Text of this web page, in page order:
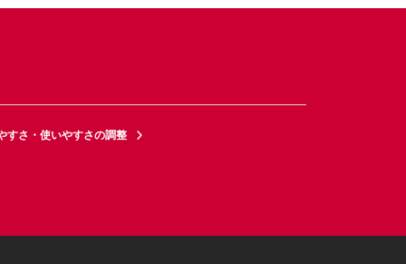
すさ・使いやすさの調整